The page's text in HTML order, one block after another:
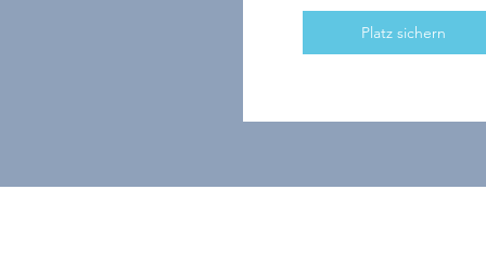
Platz sichern